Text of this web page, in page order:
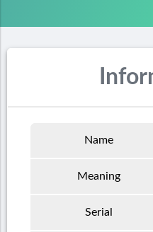
Name
Meaning
Serial